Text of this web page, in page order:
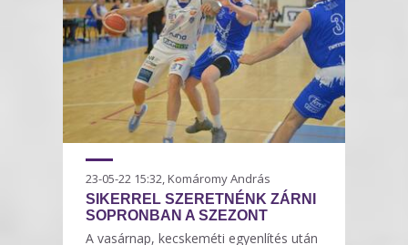
23-05-22 15:32, Komáromy András
SIKERREL SZERETNÉNK ZÁRNI
SOPRONBAN A SZEZONT
A vasárnap, kecskeméti egyenlítés után